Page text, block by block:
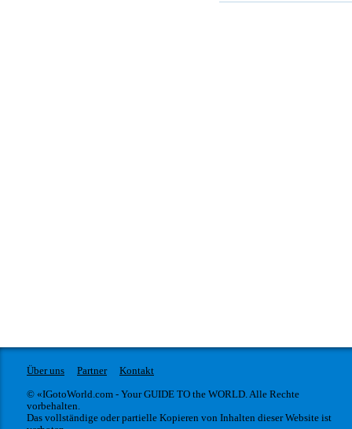
Über uns Partner
Kontakt
© «IGotoWorld.com - Your GUIDE TO the WORLD. Alle Rechte
vorbehalten.
Das vollständige oder partielle Kopieren von Inhalten dieser Website ist